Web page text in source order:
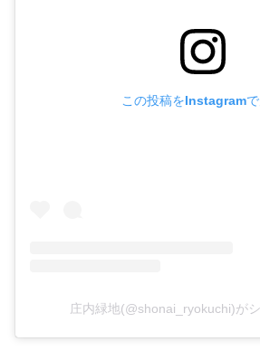
この投稿をInstagramで
庄内緑地(@shonai_ryokuchi)が